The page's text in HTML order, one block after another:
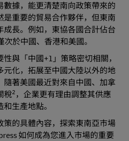
數據，能更清楚南向政策帶來的
是重要的貿易合作夥伴，但東南
成長。例如，東協各國合計佔台
次於中國、香港和美國。
與「中國+1」策略密切相關，
元化，拓展至中國大陸以外的地
隨著美國最近對來自中國、加拿
稅2 ，企業更有理由調整其供應
生產地點。
策的具體內容，探索東南亞市場
如何成為您進入市場的重要